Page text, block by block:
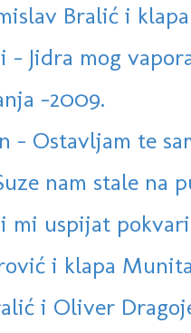
Bralić i
- Jidra mog
-2009.
- Ostavljam te
nam stale na
mi uspijat
i klapa
i Oliver